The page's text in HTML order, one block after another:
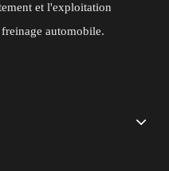
et l'exploitation
automobile.